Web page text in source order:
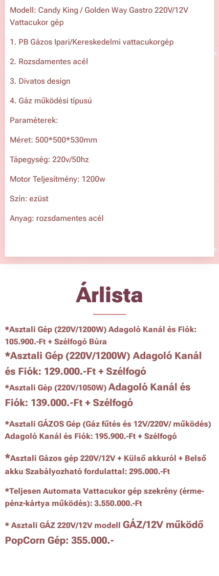
Modell: Candy King / Golden Way Gastro 220V/12V
Vattacukor gép
1. PB Gázos Ipari/Kereskedelmi vattacukorgép
2. Rozsdamentes acél
3. Divatos design
4. Gáz működési típusú
Paraméterek:
Méret: 500*500*530mm
Tápegység: 220v/50hz
Motor Teljesítmény: 1200w
Szín: ezüst
Anyag: rozsdamentes acél
Árlista
*Asztali Gép (220V/1200W) Adagoló Kanál és Fiók:
105.900.-Ft + Szélfogó Búra
*Asztali Gép (220V/1200W) Adagoló Kanál
és Fiók: 129.000.-Ft + Szélfogó
*Asztali Gép (220V/1050W)Adagoló Kanál és
Fiók: 139.000.-Ft + Szélfogó
*Asztali GÁZOS Gép (Gáz fűtés és 12V/220V/ működés)
Adagoló Kanál és Fiók: 195.900.-Ft + Szélfogó
*Asztali Gázos gép 220V/12V + Külső akkuról + Belső
akku Szabályozható fordulattal: 295.000.-Ft
*Teljesen Automata Vattacukor gép szekrény (érme-
pénz-kártya működés): 3.550.000.-Ft
* Asztali GÁZ 220V/12V modell GÁZ/12V működő
PopCorn Gép: 355.000.-